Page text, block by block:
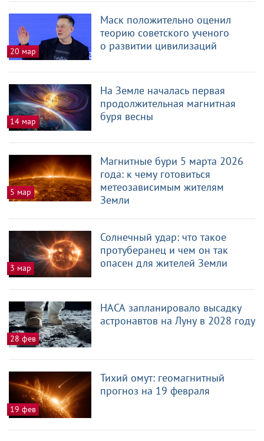
20 мар
Маск положительно оценил
теорию советского ученого
о развитии цивилизаций
14 мар
На Земле началась первая
продолжительная магнитная
буря весны
5 мар
Магнитные бури 5 марта 2026
года: к чему готовиться
метеозависимым жителям
Земли
3 мар
Солнечный удар: что такое
протуберанец и чем он так
опасен для жителей Земли
28 фев
НАСА запланировало высадку
астронавтов на Луну в 2028 году
19 фев
Тихий омут: геомагнитный
прогноз на 19 февраля